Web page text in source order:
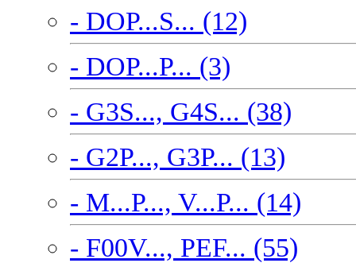
- DOP...S... (12)
- DOP...P... (3)
- G3S..., G4S... (38)
- G2P..., G3P... (13)
- M...P..., V...P... (14)
- F00V..., PEF... (55)